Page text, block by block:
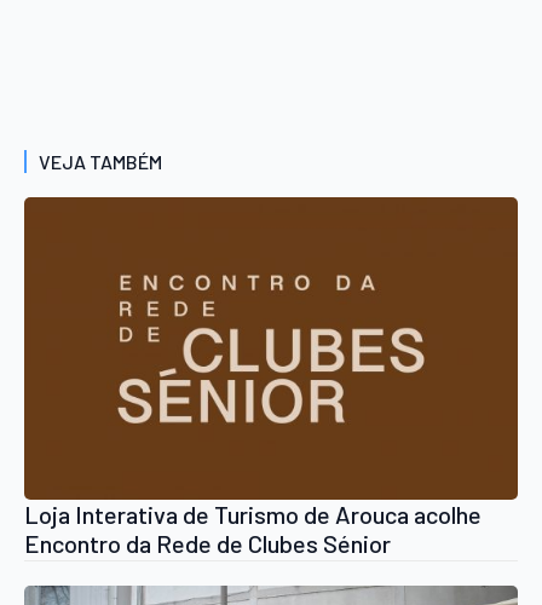
VEJA TAMBÉM
Loja Interativa de Turismo de Arouca acolhe
Encontro da Rede de Clubes Sénior